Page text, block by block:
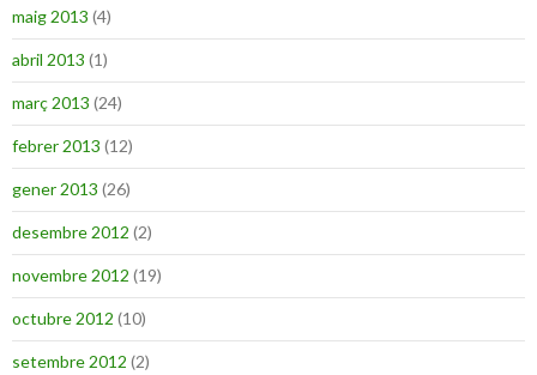
maig 2013 (4)
abril 2013 (1)
març 2013 (24)
febrer 2013 (12)
gener 2013 (26)
desembre 2012 (2)
novembre 2012 (19)
octubre 2012 (10)
setembre 2012 (2)